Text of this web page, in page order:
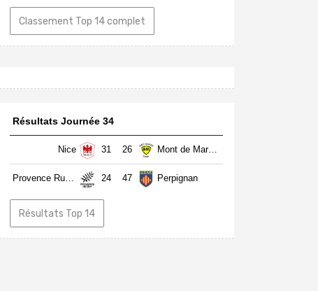
Classement Top 14 complet
Résultats Journée 34
Nice 31 26 Mont de Marsan
Provence Rugby 24 47 Perpignan
Résultats Top 14